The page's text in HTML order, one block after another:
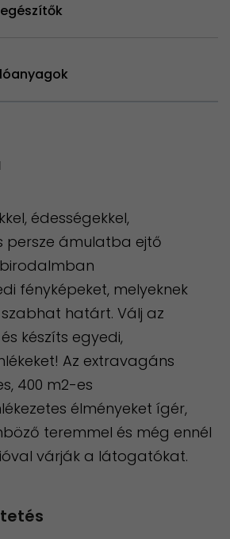
édességekkel,
persze ámulatba ejtő
fényképeket, melyeknek
határt. Válj az
készíts egyedi,
Az extravagáns
400 m2-es
élményeket ígér,
teremmel és még ennél
várják a látogatókat.